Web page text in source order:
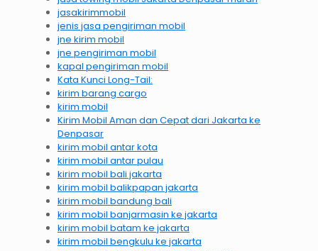
jasakirimmobil
jenis jasa pengiriman mobil
jne kirim mobil
jne pengiriman mobil
kapal pengiriman mobil
Kata Kunci Long-Tail:
kirim barang cargo
kirim mobil
Kirim Mobil Aman dan Cepat dari Jakarta ke
Denpasar
kirim mobil antar kota
kirim mobil antar pulau
kirim mobil bali jakarta
kirim mobil balikpapan jakarta
kirim mobil bandung bali
kirim mobil banjarmasin ke jakarta
kirim mobil batam ke jakarta
kirim mobil bengkulu ke jakarta